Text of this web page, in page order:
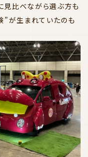
見比べながら選ぶ方も
”が生まれていたのも